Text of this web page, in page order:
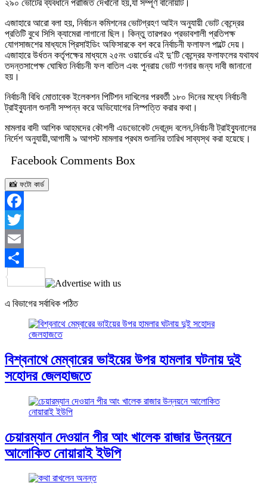
২৯০ ভোটের ব্যবধানে পরাজিত দেখানো হয়,যা সম্পূর্ণ বানোয়াট।
এজাহারে আরো বলা হয়, নির্বাচন কমিশনের ভোটগ্রহণ আইন অনুযায়ী ভোট কেন্দ্রের
প্রতিটি বুথে সিসি ক্যামেরা লাগানো ছিল। কিন্তু তারপরও প্রভাবশালী প্রতিপক্ষ
যোগসাজশের মাধ্যমে প্রিসাইডিং অফিসারকে বশ করে নির্বাচনী ফলাফল পাল্টে দেয়।
এজাহারে উর্ধতন কর্তৃপক্ষের মাধ্যমে ২৫নং ওয়ার্ডের এই দু’টি কেন্দ্রের ফলাফলের যথাযথ
তদন্তসাপেক্ষ ঘোষিত নির্বাচনী ফল বাতিল এবং পুনরায় ভোট গণনার জন্য দাবী জানানো
হয়।
নির্বাচনী বিধি মোতাবেক ইলেকশন পিটিশন দাখিলের পরবর্তী ১৮০ দিনের মধ্যে নির্বাচনী
ট্রাইব্যুনাল শুনানী সম্পন্ন করে অভিযোগের নিস্পত্তি করার কথা।
মামলার বাদী আশিক আহমদের কৌশলী এডভোকেট দেবানন্দ বলেন,নির্বাচনী ট্রাইব্যুনালের
নির্দেশ অনুযায়ী,আগামী ৯ আগস্ট মামলার প্রথম শুনানির তারিখ সাব্যস্থ করা হয়েছে।
Facebook Comments Box
📸 ফটো কার্ড
Facebook
Twitter
Email
Share
এ বিভাগের সর্বাধিক পঠিত
বিশ্বনাথে মেম্বারের ভাইয়ের উপর হামলার ঘটনায় দুই
সহোদর জেলহাজতে
চেয়ারম্যান দেওয়ান পীর আং খালেক রাজার উন্নয়নে
আলোকিত নোয়ারাই ইউপি